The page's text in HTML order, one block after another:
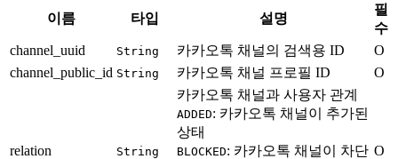
이름 타입 설명
필
수
channel_uuid
String 카카오톡 채널의 검색용 ID
O
channel_public_id String 카카오톡 채널 프로필 ID O
relation String
카카오톡 채널과 사용자 관계
ADDED: 카카오톡 채널이 추가된
상태
BLOCKED: 카카오톡 채널이 차단 O